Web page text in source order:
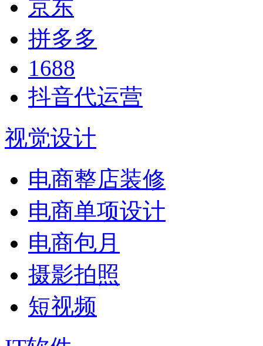
京东
拼多多
1688
抖音代运营
视觉设计
电商整店装修
电商单项设计
电商包月
摄影拍照
短视频